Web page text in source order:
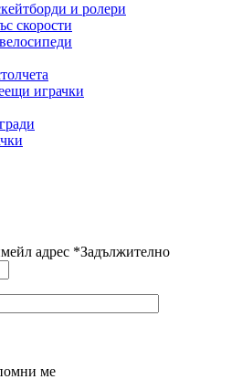
и ролери
скорости
играчки
адрес *Задължително
ме